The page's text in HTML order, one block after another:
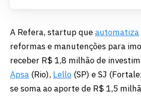
A Refera, startup queautomatiza
reformas e manutenções para
receber R$ 1,8 milhão de
Apsa (Rio), Lello (SP) e SJ
se soma ao aporte de R$ 1,5